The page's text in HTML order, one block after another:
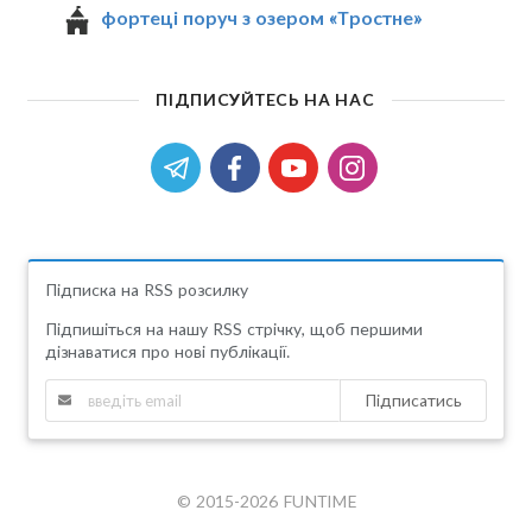
фортеці поруч з озером «Тростне»
ПІДПИСУЙТЕСЬ НА НАС
Підписка на RSS розсилку
Підпишіться на нашу RSS стрічку, щоб першими
дізнаватися про нові публікації.
Підписатись
© 2015-2026 FUNTIME